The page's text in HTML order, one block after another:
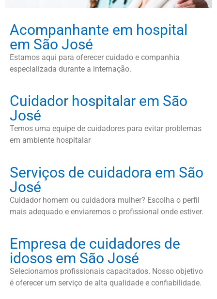
Acompanhante em hospital
em São José
Estamos aqui para oferecer cuidado e companhia
especializada durante a internação.
Cuidador hospitalar em São
José
Temos uma equipe de cuidadores para evitar problemas
em ambiente hospitalar
Serviços de cuidadora em São
José
Cuidador homem ou cuidadora mulher? Escolha o perfil
mais adequado e enviaremos o profissional onde estiver.
Empresa de cuidadores de
idosos em São José
Selecionamos profissionais capacitados. Nosso objetivo
é oferecer um serviço de alta qualidade e confiabilidade.